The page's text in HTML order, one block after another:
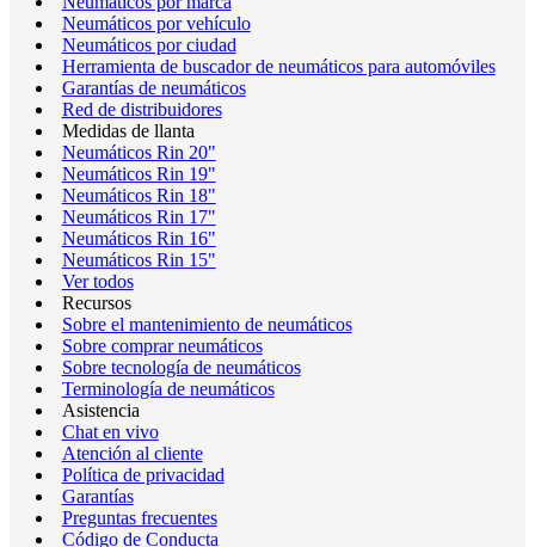
Neumáticos por vehículo
Neumáticos por ciudad
Herramienta de buscador de neumáticos para automóviles
Garantías de neumáticos
Red de distribuidores
Medidas de llanta
Neumáticos Rin 20"
Neumáticos Rin 19"
Neumáticos Rin 18"
Neumáticos Rin 17"
Neumáticos Rin 16"
Neumáticos Rin 15"
Ver todos
Recursos
Sobre el mantenimiento de neumáticos
Sobre comprar neumáticos
Sobre tecnología de neumáticos
Terminología de neumáticos
Asistencia
Chat en vivo
Atención al cliente
Política de privacidad
Garantías
Preguntas frecuentes
Código de Conducta